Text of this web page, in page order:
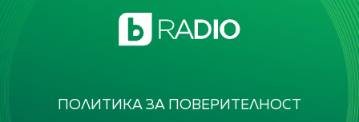
ПОЛИТИКА ЗА ПОВЕРИТЕЛНОСТ